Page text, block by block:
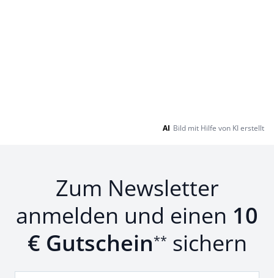
AI Bild mit Hilfe von KI erstellt
Zum Newsletter
anmelden und einen 10
€ Gutschein** sichern